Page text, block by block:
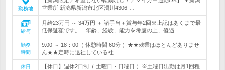
勤務地
営業所 新潟県新潟市北区濁川4306-…
給与
月給23万円 ～ 34万円 ＋ 諸手当＋賞与年2回※上記はあくまで最
低保証額です。 年齢、経験、能力を考慮の上、優遇…
勤務
時間
9:00 ～ 18：00（ 休憩時間 60分 ）★★残業はほとんどありませ
ん★★定時に退社している社…
休日
【休日】週休2日制（ 土曜日・日曜日 ）※土曜日出勤は月1回程